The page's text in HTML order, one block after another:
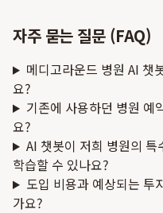
자주 묻는 질문 (FAQ)
메디고라운드 병원 AI 챗
요?
기존에 사용하던 병원 예
요?
AI 챗봇이 저희 병원의
학습할 수 있나요?
도입 비용과 예상되는 투
가요?